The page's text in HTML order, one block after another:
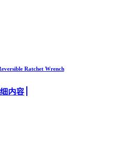
Ratchet Wrench
内容